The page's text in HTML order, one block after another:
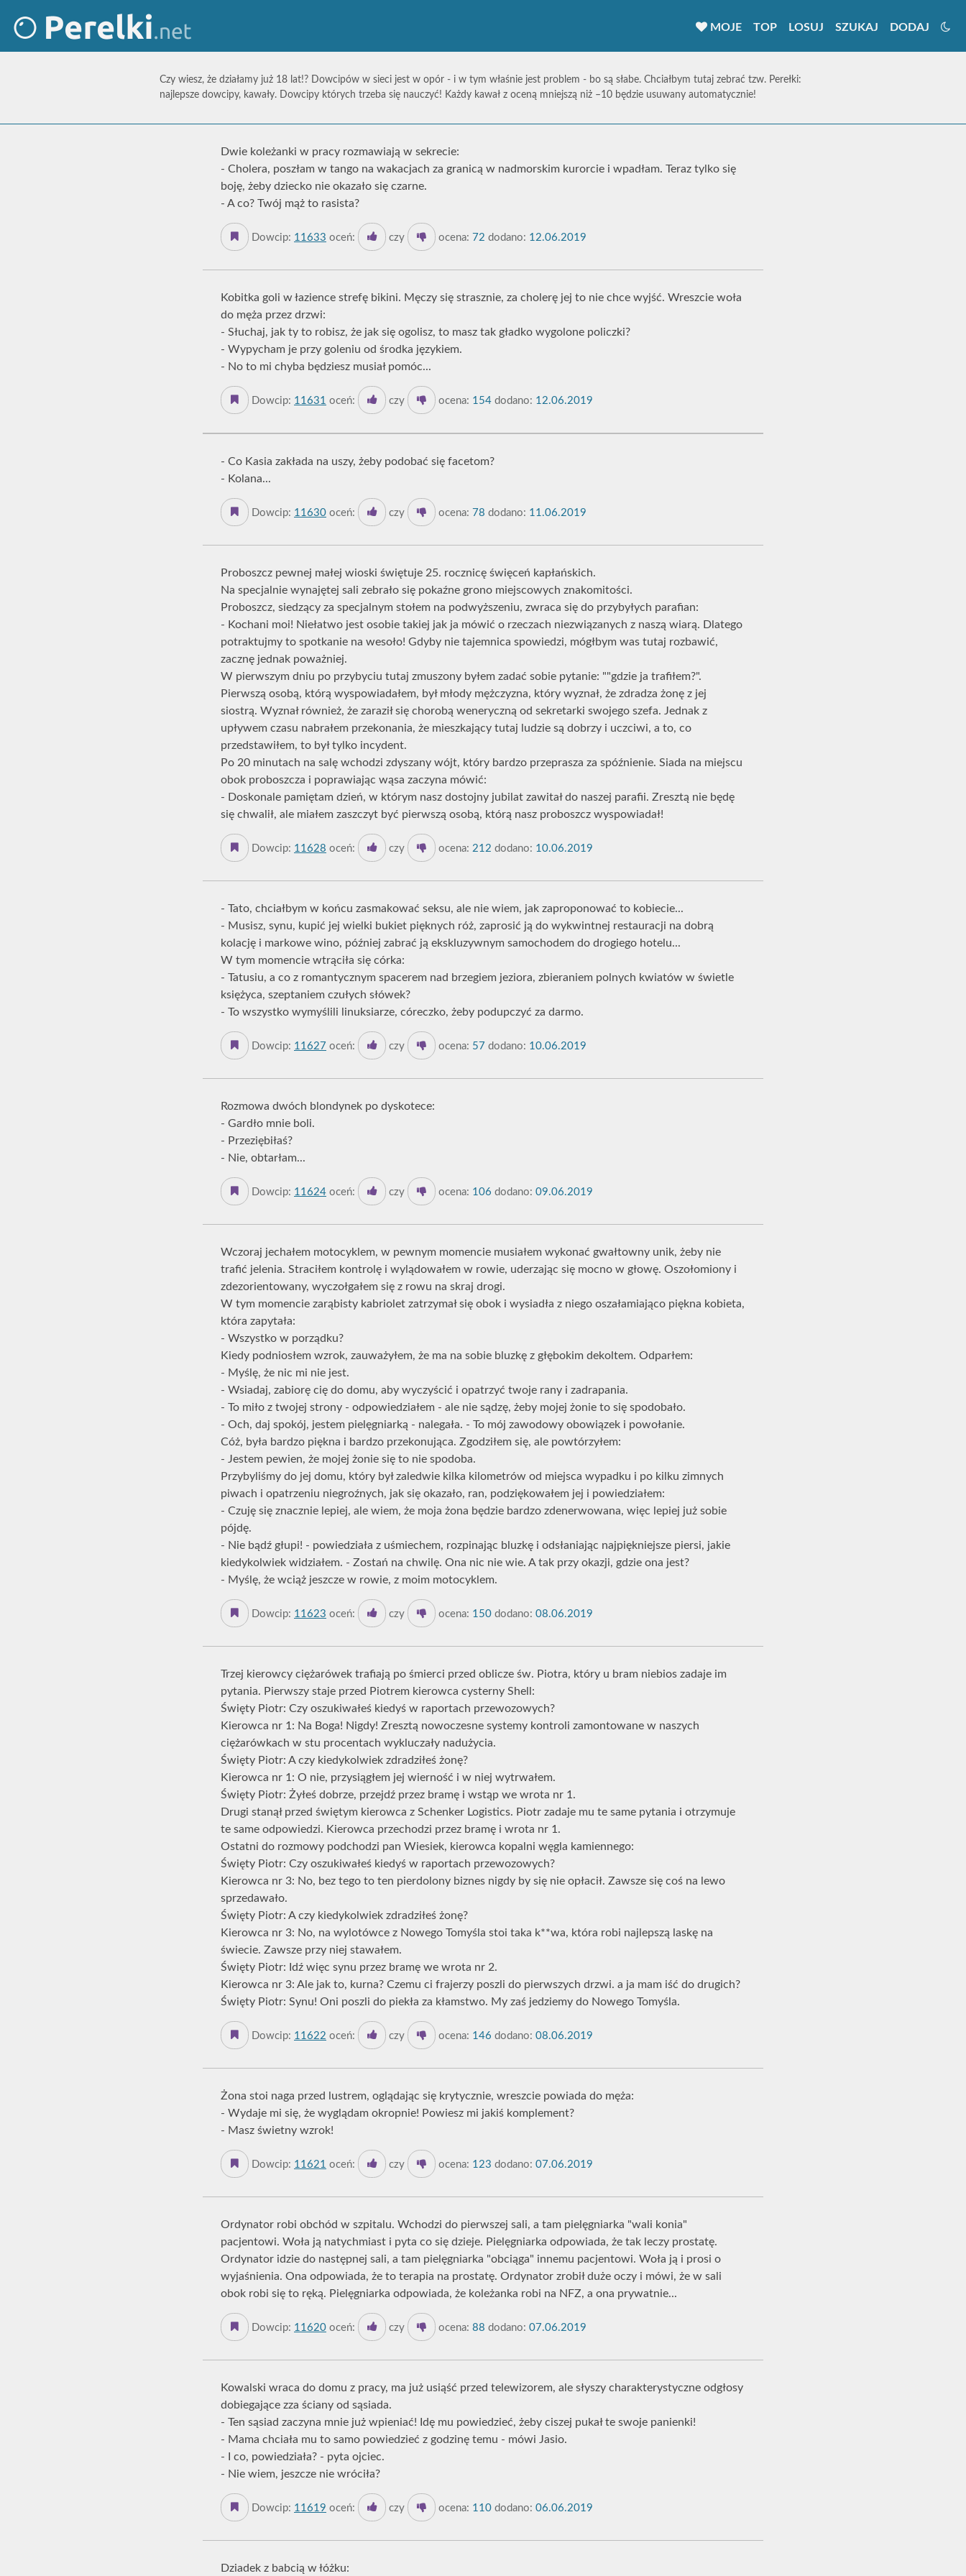
MOJE TOP LOSUJ SZUKAJ DODAJ
Czy wiesz, że działamy już 18 lat!? Dowcipów w sieci jest w opór - i w tym właśnie jest problem - bo są słabe. Chciałbym tutaj zebrać tzw. Perełki:
najlepsze dowcipy, kawały. Dowcipy których trzeba się nauczyć! Każdy kawał z oceną mniejszą niż –10 będzie usuwany automatycznie!
Dwie koleżanki w pracy rozmawiają w sekrecie:
- Cholera, poszłam w tango na wakacjach za granicą w nadmorskim kurorcie i wpadłam. Teraz tylko się
boję, żeby dziecko nie okazało się czarne.
- A co? Twój mąż to rasista?
Dowcip: 11633 oceń: czy ocena: 72 dodano: 12.06.2019
Kobitka goli w łazience strefę bikini. Męczy się strasznie, za cholerę jej to nie chce wyjść. Wreszcie woła
do męża przez drzwi:
- Słuchaj, jak ty to robisz, że jak się ogolisz, to masz tak gładko wygolone policzki?
- Wypycham je przy goleniu od środka językiem.
- No to mi chyba będziesz musiał pomóc...
Dowcip: 11631 oceń: czy ocena: 154 dodano: 12.06.2019
- Co Kasia zakłada na uszy, żeby podobać się facetom?
- Kolana...
Dowcip: 11630 oceń: czy ocena: 78 dodano: 11.06.2019
Proboszcz pewnej małej wioski świętuje 25. rocznicę święceń kapłańskich.
Na specjalnie wynajętej sali zebrało się pokaźne grono miejscowych znakomitości.
Proboszcz, siedzący za specjalnym stołem na podwyższeniu, zwraca się do przybyłych parafian:
- Kochani moi! Niełatwo jest osobie takiej jak ja mówić o rzeczach niezwiązanych z naszą wiarą. Dlatego
potraktujmy to spotkanie na wesoło! Gdyby nie tajemnica spowiedzi, mógłbym was tutaj rozbawić,
zacznę jednak poważniej.
W pierwszym dniu po przybyciu tutaj zmuszony byłem zadać sobie pytanie: ""gdzie ja trafiłem?".
Pierwszą osobą, którą wyspowiadałem, był młody mężczyzna, który wyznał, że zdradza żonę z jej
siostrą. Wyznał również, że zaraził się chorobą weneryczną od sekretarki swojego szefa. Jednak z
upływem czasu nabrałem przekonania, że mieszkający tutaj ludzie są dobrzy i uczciwi, a to, co
przedstawiłem, to był tylko incydent.
Po 20 minutach na salę wchodzi zdyszany wójt, który bardzo przeprasza za spóźnienie. Siada na miejscu
obok proboszcza i poprawiając wąsa zaczyna mówić:
- Doskonale pamiętam dzień, w którym nasz dostojny jubilat zawitał do naszej parafii. Zresztą nie będę
się chwalił, ale miałem zaszczyt być pierwszą osobą, którą nasz proboszcz wyspowiadał!
Dowcip: 11628 oceń: czy ocena: 212 dodano: 10.06.2019
- Tato, chciałbym w końcu zasmakować seksu, ale nie wiem, jak zaproponować to kobiecie...
- Musisz, synu, kupić jej wielki bukiet pięknych róż, zaprosić ją do wykwintnej restauracji na dobrą
kolację i markowe wino, później zabrać ją ekskluzywnym samochodem do drogiego hotelu...
W tym momencie wtrąciła się córka:
- Tatusiu, a co z romantycznym spacerem nad brzegiem jeziora, zbieraniem polnych kwiatów w świetle
księżyca, szeptaniem czułych słówek?
- To wszystko wymyślili linuksiarze, córeczko, żeby podupczyć za darmo.
Dowcip: 11627 oceń: czy ocena: 57 dodano: 10.06.2019
Rozmowa dwóch blondynek po dyskotece:
- Gardło mnie boli.
- Przeziębiłaś?
- Nie, obtarłam...
Dowcip: 11624 oceń: czy ocena: 106 dodano: 09.06.2019
Wczoraj jechałem motocyklem, w pewnym momencie musiałem wykonać gwałtowny unik, żeby nie
trafić jelenia. Straciłem kontrolę i wylądowałem w rowie, uderzając się mocno w głowę. Oszołomiony i
zdezorientowany, wyczołgałem się z rowu na skraj drogi.
W tym momencie zarąbisty kabriolet zatrzymał się obok i wysiadła z niego oszałamiająco piękna kobieta,
która zapytała:
- Wszystko w porządku?
Kiedy podniosłem wzrok, zauważyłem, że ma na sobie bluzkę z głębokim dekoltem. Odparłem:
- Myślę, że nic mi nie jest.
- Wsiadaj, zabiorę cię do domu, aby wyczyścić i opatrzyć twoje rany i zadrapania.
- To miło z twojej strony - odpowiedziałem - ale nie sądzę, żeby mojej żonie to się spodobało.
- Och, daj spokój, jestem pielęgniarką - nalegała. - To mój zawodowy obowiązek i powołanie.
Cóż, była bardzo piękna i bardzo przekonująca. Zgodziłem się, ale powtórzyłem:
- Jestem pewien, że mojej żonie się to nie spodoba.
Przybyliśmy do jej domu, który był zaledwie kilka kilometrów od miejsca wypadku i po kilku zimnych
piwach i opatrzeniu niegroźnych, jak się okazało, ran, podziękowałem jej i powiedziałem:
- Czuję się znacznie lepiej, ale wiem, że moja żona będzie bardzo zdenerwowana, więc lepiej już sobie
pójdę.
- Nie bądź głupi! - powiedziała z uśmiechem, rozpinając bluzkę i odsłaniając najpiękniejsze piersi, jakie
kiedykolwiek widziałem. - Zostań na chwilę. Ona nic nie wie. A tak przy okazji, gdzie ona jest?
- Myślę, że wciąż jeszcze w rowie, z moim motocyklem.
Dowcip: 11623 oceń: czy ocena: 150 dodano: 08.06.2019
Trzej kierowcy ciężarówek trafiają po śmierci przed oblicze św. Piotra, który u bram niebios zadaje im
pytania. Pierwszy staje przed Piotrem kierowca cysterny Shell:
Święty Piotr: Czy oszukiwałeś kiedyś w raportach przewozowych?
Kierowca nr 1: Na Boga! Nigdy! Zresztą nowoczesne systemy kontroli zamontowane w naszych
ciężarówkach w stu procentach wykluczały nadużycia.
Święty Piotr: A czy kiedykolwiek zdradziłeś żonę?
Kierowca nr 1: O nie, przysiągłem jej wierność i w niej wytrwałem.
Święty Piotr: Żyłeś dobrze, przejdź przez bramę i wstąp we wrota nr 1.
Drugi stanął przed świętym kierowca z Schenker Logistics. Piotr zadaje mu te same pytania i otrzymuje
te same odpowiedzi. Kierowca przechodzi przez bramę i wrota nr 1.
Ostatni do rozmowy podchodzi pan Wiesiek, kierowca kopalni węgla kamiennego:
Święty Piotr: Czy oszukiwałeś kiedyś w raportach przewozowych?
Kierowca nr 3: No, bez tego to ten pierdolony biznes nigdy by się nie opłacił. Zawsze się coś na lewo
sprzedawało.
Święty Piotr: A czy kiedykolwiek zdradziłeś żonę?
Kierowca nr 3: No, na wylotówce z Nowego Tomyśla stoi taka k**wa, która robi najlepszą laskę na
świecie. Zawsze przy niej stawałem.
Święty Piotr: Idź więc synu przez bramę we wrota nr 2.
Kierowca nr 3: Ale jak to, kurna? Czemu ci frajerzy poszli do pierwszych drzwi. a ja mam iść do drugich?
Święty Piotr: Synu! Oni poszli do piekła za kłamstwo. My zaś jedziemy do Nowego Tomyśla.
Dowcip: 11622 oceń: czy ocena: 146 dodano: 08.06.2019
Żona stoi naga przed lustrem, oglądając się krytycznie, wreszcie powiada do męża:
- Wydaje mi się, że wyglądam okropnie! Powiesz mi jakiś komplement?
- Masz świetny wzrok!
Dowcip: 11621 oceń: czy ocena: 123 dodano: 07.06.2019
Ordynator robi obchód w szpitalu. Wchodzi do pierwszej sali, a tam pielęgniarka "wali konia"
pacjentowi. Woła ją natychmiast i pyta co się dzieje. Pielęgniarka odpowiada, że tak leczy prostatę.
Ordynator idzie do następnej sali, a tam pielęgniarka "obciąga" innemu pacjentowi. Woła ją i prosi o
wyjaśnienia. Ona odpowiada, że to terapia na prostatę. Ordynator zrobił duże oczy i mówi, że w sali
obok robi się to ręką. Pielęgniarka odpowiada, że koleżanka robi na NFZ, a ona prywatnie...
Dowcip: 11620 oceń: czy ocena: 88 dodano: 07.06.2019
Kowalski wraca do domu z pracy, ma już usiąść przed telewizorem, ale słyszy charakterystyczne odgłosy
dobiegające zza ściany od sąsiada.
- Ten sąsiad zaczyna mnie już wpieniać! Idę mu powiedzieć, żeby ciszej pukał te swoje panienki!
- Mama chciała mu to samo powiedzieć z godzinę temu - mówi Jasio.
- I co, powiedziała? - pyta ojciec.
- Nie wiem, jeszcze nie wróciła?
Dowcip: 11619 oceń: czy ocena: 110 dodano: 06.06.2019
Dziadek z babcią w łóżku: